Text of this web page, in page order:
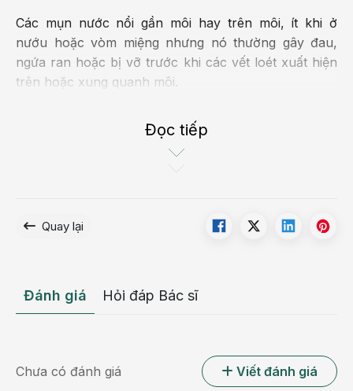
Các mụn nước nổi gần môi hay trên môi, ít khi ở
nướu hoặc vòm miệng nhưng nó thường gây đau,
ngứa ran hoặc bị vỡ trước khi các vết loét xuất hiện
trên hoặc xung quanh môi.
Trong khi ăn hoặc nói chuyện vô tình bạn cắn vào
Đọc tiếp
Quay lại
Đánh giá Hỏi đáp Bác sĩ
Chưa có đánh giá Viết đánh giá